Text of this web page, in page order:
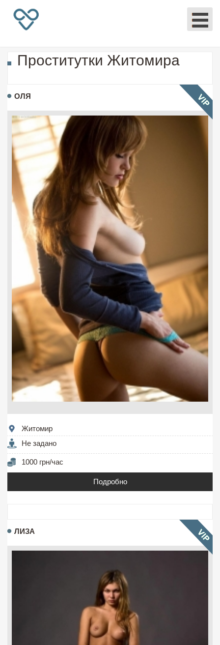
Проститутки Житомира
ОЛЯ
Житомир
Не задано
1000 грн/час
Подробно
ЛИЗА